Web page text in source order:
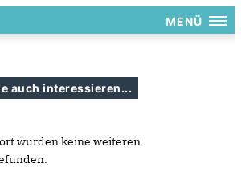
MENÜ
auch interessieren...
wurden keine weiteren